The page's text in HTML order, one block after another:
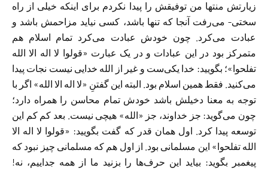
زیارتش منتها من توفیقش را پیدا نکردم برای اینکه خیلی از راه
سختی- می‌رفت آنجا که تنها باشد، کسی نیاید مزاحمش باشد و
عبادت می‌کرد. چون خودش عبادت می‌کرد تمام اسلام هم
متمرکز بود در این عبادات و در یک عبارت «قولوا لا اله الا الله
تفلحوا»؛ بگویید: خدا یکی‌ست و غیر از الله خدایی نیست نجات پیدا
می‌کنید. فقط همین اسلام بود. البته این گفتنِ «لا اله الا الله» اگر با
توجه به معنا دخیلش باشد خودش تمام محاسن را همراه دارد؛
چون می‌گوید: جز خداوند، جز «الله» هیچی نیست. بعد کم کم این
توسعه پیدا کرد. اول‌‌ همان قدر که گفت بگویید: «قولوا لا اله الا
الله تفلحوا» این مسلمانی بود. از اول هم که مسلمانی چیز نبود که
پیغمبر بگوید: بیاید این حرف‌ها را بزنید ما از همه جداییم، نه!